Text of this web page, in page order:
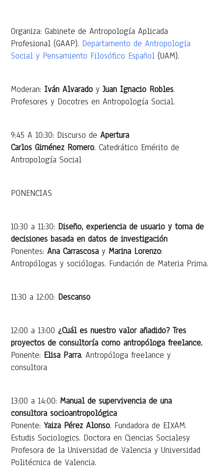
Organiza: Gabinete de Antropología Aplicada
Profesional (GAAP). Departamento de Antropología
Social y Pensamiento Filosófico Español (UAM).
Moderan: Iván Alvarado yJuan Ignacio Robles.
Profesores y Docotres en Antropología Social.
9:45 A 10:30: Discurso deApertura
Carlos Giménez Romero. Catedrático Emérito de
Antropología Social
PONENCIAS
10:30 a 11:30: Diseño, experiencia de usuario y toma de
decisiones basada en datos de investigación
Ponentes:Ana Carrascosa y Marina Lorenzo:
Antropólogas y sociólogas. Fundación de Materia Prima.
11:30 a 12:00: Descanso
12:00 a 13:00 ¿Cuál es nuestro valor añadido? Tres
proyectos de consultoría como antropóloga freelance.
Ponente: Elisa Parra. Antropóloga freelance y
consultora
13:00 a 14:00: Manual de supervivencia de una
consultora socioantropológica
Ponente:Yaiza Pérez Alonso. Fundadora de EIXAM.
Estudis Sociologics. Doctora en Ciencias Socialesy
Profesora de la Universidad de Valencia y Universidad
Politécnica de Valencia.